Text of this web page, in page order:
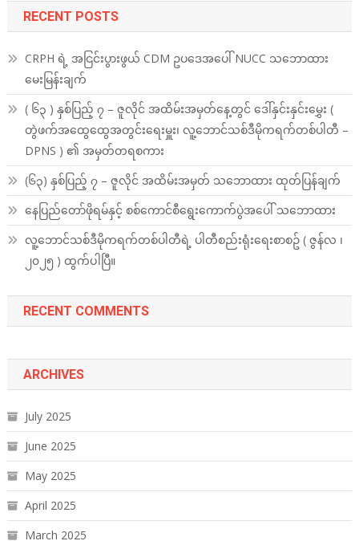
RECENT POSTS
CRPH ရဲ့ အငြင်းပွားဖွယ် CDM ဥပဒေအပေါ် NUCC သဘောထား
မေးမြန်းချက်
( ၆၃ ) နှစ်ပြည့် ၇ – ဇူလိုင် အထိမ်းအမှတ်နေ့တွင် ဒေါ်နှင်းနှင်းမွှေး (
တွဲဖက်အထွေထွေအတွင်းရေးမှူး၊ လူ့ဘောင်သစ်ဒီမိုကရက်တစ်ပါတီ –
DPNS ) ၏ အမှတ်တရစကား
(၆၃) နှစ်ပြည့် ၇ – ဇူလိုင် အထိမ်းအမှတ် သဘောထား ထုတ်ပြန်ချက်
နေပြည်တော်ဖိုရမ်နှင့် စစ်ကောင်စီရွေးကောက်ပွဲအပေါ် သဘောထား
လူ့ဘောင်သစ်ဒီမိုကရက်တစ်ပါတီရဲ့ ပါတီစည်းရုံးရေးစာစဥ် ( ဇွန်လ ၊
၂၀၂၅ ) ထွက်ပါပြီ။
RECENT COMMENTS
ARCHIVES
July 2025
June 2025
May 2025
April 2025
March 2025